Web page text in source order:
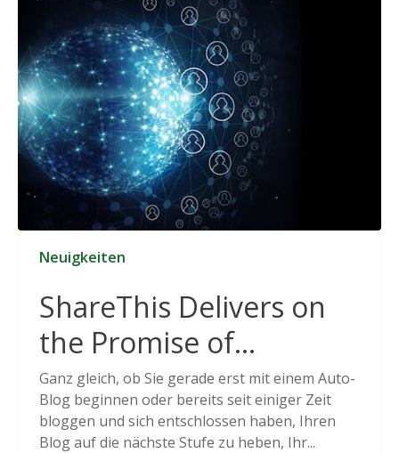
Neuigkeiten
ShareThis Delivers on
the Promise of
Cookieless Data
Solutions
Ganz gleich, ob Sie gerade erst mit einem Auto-
Blog beginnen oder bereits seit einiger Zeit
bloggen und sich entschlossen haben, Ihren
Blog auf die nächste Stufe zu heben, Ihr...